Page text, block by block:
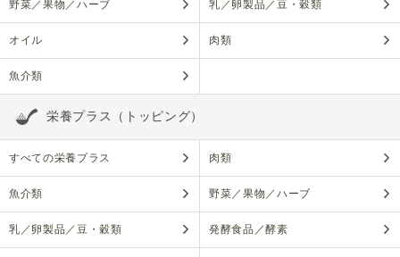
野菜／果物／ハーブ 乳／卵製品／豆・穀類
オイル 肉類
魚介類
栄養プラス（トッピング）
すべての栄養プラス 肉類
魚介類 野菜／果物／ハーブ
乳／卵製品／豆・穀類 発酵食品／酵素